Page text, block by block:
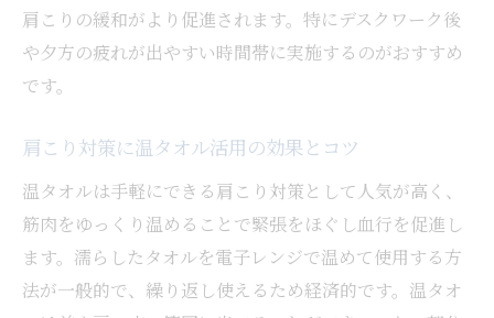
肩こりの緩和がより促進されます。特にデスクワーク後
や夕方の疲れが出やすい時間帯に実施するのがおすすめ
です。
肩こり対策に温タオル活用の効果とコツ
温タオルは手軽にできる肩こり対策として人気が高く、
筋肉をゆっくり温めることで緊張をほぐし血行を促進し
ます。濡らしたタオルを電子レンジで温めて使用する方
法が一般的で、繰り返し使えるため経済的です。温タオ